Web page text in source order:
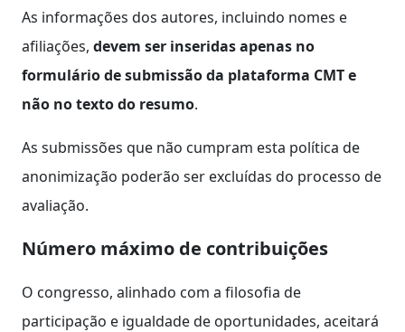
As informações dos autores, incluindo nomes e
afiliações, devem ser inseridas apenas no
formulário de submissão da plataforma CMT e
não no texto do resumo.
As submissões que não cumpram esta política de
anonimização poderão ser excluídas do processo de
avaliação.
Número máximo de contribuições
O congresso, alinhado com a filosofia de
participação e igualdade de oportunidades, aceitará